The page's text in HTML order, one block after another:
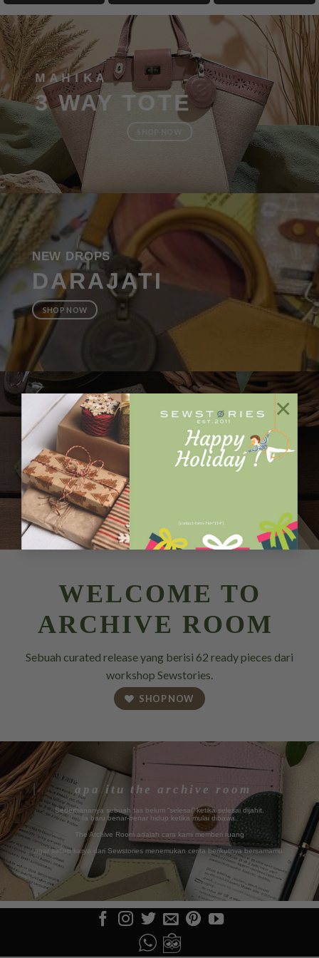
[contact-form-7 id="114"]
×
M A H I K A
3 WAY TOTE
SHOP NOW
NEW DROPS
DARAJATI
SHOP NOW
LAST STOCK
GENGGAM CARD
WALLET
WELCOME TO
ARCHIVE ROOM
Sebuah curated release yang berisi 62 ready pieces dari
workshop Sewstories.
SHOP NOW
apa itu the archive room
Sederhananya sebuah tas belum “selesai” ketika selesai dijahit.
Ia baru benar-benar hidup ketika mulai dibawa.
The Archive Room adalah cara kami memberi ruang
agar setiap karya dari Sewstories menemukan cerita berikutnya bersamamu.